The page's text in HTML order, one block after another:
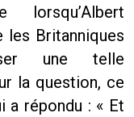
lorsqu’Albert
les Britanniques
une telle
la question, ce
a répondu : « Et